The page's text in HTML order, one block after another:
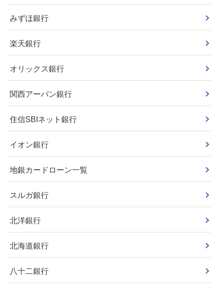
みずほ銀行
楽天銀行
オリックス銀行
関西アーバン銀行
住信SBIネット銀行
イオン銀行
地銀カードローン一覧
スルガ銀行
北洋銀行
北海道銀行
八十二銀行